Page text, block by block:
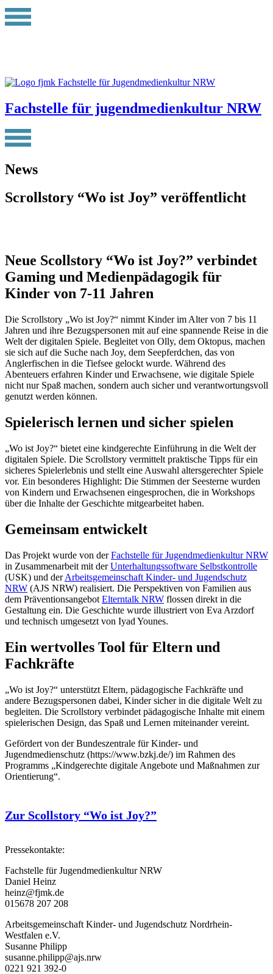
Fachstelle für jugendmedienkultur NRW
News
Scrollstory “Wo ist Joy” veröffentlicht
Neue Scollstory “Wo ist Joy?” verbindet
Gaming und Medienpädagogik für
Kinder von 7-11 Jahren
Die Scrollstory „Wo ist Joy?“ nimmt Kinder im Alter von 7 bis 11
Jahren und ihre Bezugspersonen mit auf eine spannende Reise in die
Welt der digitalen Spiele. Begleitet von Olly, dem Oktopus, machen
sie sich auf die Suche nach Joy, dem Seepferdchen, das von
Anglerfischen in die Tiefsee gelockt wurde. Während des
Abenteuers erfahren Kinder und Erwachsene, wie digitale Spiele
nicht nur Spaß machen, sondern auch sicher und verantwortungsvoll
genutzt werden können.
Spielerisch lernen und sicher spielen
„Wo ist Joy?“ bietet eine kindgerechte Einführung in die Welt der
digitalen Spiele. Die Scrollstory vermittelt praktische Tipps für ein
sicheres Spielerlebnis und stellt eine Auswahl altersgerechter Spiele
vor. Ein besonderes Highlight: Die Stimmen der Seesterne wurden
von Kindern und Erwachsenen eingesprochen, die in Workshops
über die Inhalte der Geschichte mitgearbeitet haben.
Gemeinsam entwickelt
Das Projekt wurde von derFachstelle für Jugendmedienkultur NRW
in Zusammenarbeit mit derUnterhaltungssoftware Selbstkontrolle
(USK) und derArbeitsgemeinschaft Kinder- und Jugendschutz
NRW (AJS NRW) realisiert. Die Perspektiven von Familien aus
dem Präventionsangebot Elterntalk NRW flossen direkt in die
Gestaltung ein. Die Geschichte wurde illustriert von Eva Arzdorf
und technisch umgesetzt von Iyad Younes.
Ein wertvolles Tool für Eltern und
Fachkräfte
„Wo ist Joy?“ unterstützt Eltern, pädagogische Fachkräfte und
andere Bezugspersonen dabei, Kinder sicher in die digitale Welt zu
begleiten. Die Scrollstory verbindet pädagogische Inhalte mit einem
spielerischen Design, das Spaß und Lernen miteinander vereint.
Gefördert von der Bundeszentrale für Kinder- und
Jugendmedienschutz (https://www.bzkj.de/) im Rahmen des
Programms „Kindgerechte digitale Angebote und Maßnahmen zur
Orientierung“.
Zur Scollstory “Wo ist Joy?”
Pressekontakte:
Fachstelle für Jugendmedienkultur NRW
Daniel Heinz
heinz@fjmk.de
015678 207 208
Arbeitsgemeinschaft Kinder- und Jugendschutz Nordrhein-
Westfalen e.V.
Susanne Philipp
susanne.philipp@ajs.nrw
0221 921 392-0